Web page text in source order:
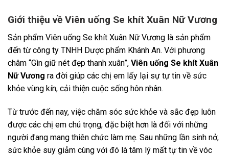
Giới thiệu về Viên uống Se khít Xuân Nữ Vương
Sản phẩm Viên uống Se khít Xuân Nữ Vương là sản phẩm
đến từ công ty TNHH Dược phẩm Khánh An. Với phương
châm “Gìn giữ nét đẹp thanh xuân”, Viên uống Se khít Xuân
Nữ Vương ra đời giúp các chị em lấy lại sự tự tin về sức
khỏe vùng kín, cải thiện cuộc sống hôn nhân.
Từ trước đến nay, việc chăm sóc sức khỏe và sắc đẹp luôn
được các chị em chú trọng, đặc biệt hơn là đối với những
người đang mang thiên chức làm mẹ. Sau những lần sinh nở,
sức khỏe suy giảm cùng với đó là tâm lý mất tự tin về vóc